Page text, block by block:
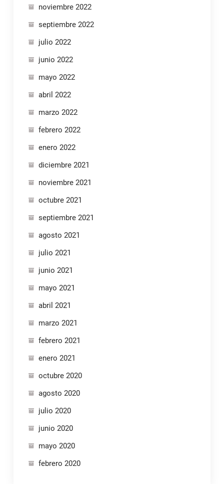
noviembre 2022
septiembre 2022
julio 2022
junio 2022
mayo 2022
abril 2022
marzo 2022
febrero 2022
enero 2022
diciembre 2021
noviembre 2021
octubre 2021
septiembre 2021
agosto 2021
julio 2021
junio 2021
mayo 2021
abril 2021
marzo 2021
febrero 2021
enero 2021
octubre 2020
agosto 2020
julio 2020
junio 2020
mayo 2020
febrero 2020